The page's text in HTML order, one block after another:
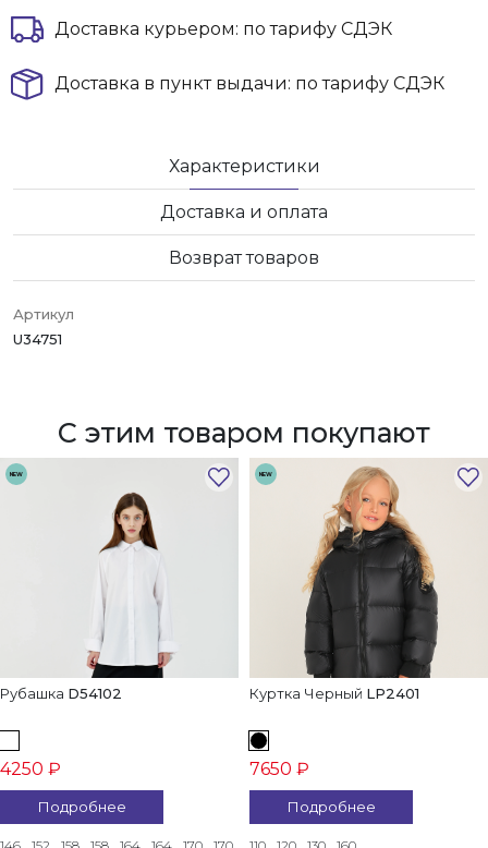
Доставка курьером: по тарифу СДЭК
Доставка в пункт выдачи: по тарифу СДЭК
Характеристики
Доставка и оплата
Возврат товаров
Артикул
U34751
С этим товаром покупают
NEW
Рубашка D54102
4250 ₽
Подробнее
NEW
Куртка Черный LP2401
7650 ₽
Подробнее